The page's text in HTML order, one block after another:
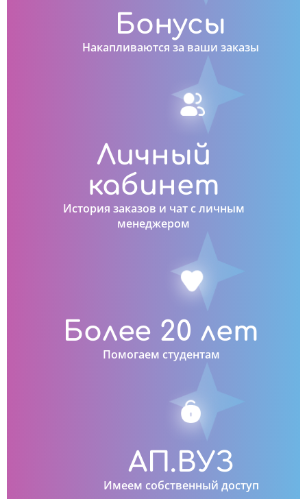
Бонусы
Накапливаются за ваши заказы
Личный
кабинет
История заказов и чат с личным
менеджером
Более 20 лет
Помогаем студентам
АП.ВУЗ
Имеем собственный доступ